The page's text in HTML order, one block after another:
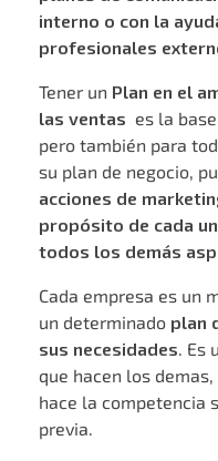
interno o con la
profesionales
Tener un Plan en el
las ventas es la
pero también para
su plan de negocio,
acciones de
propósito de cada
todos los demás
Cada empresa es un
un determinado plan
sus necesidades. Es
que hacen los
hace la competencia
previa.